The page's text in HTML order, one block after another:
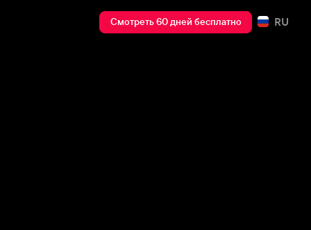
Смотреть 60 дней бесплатно RU